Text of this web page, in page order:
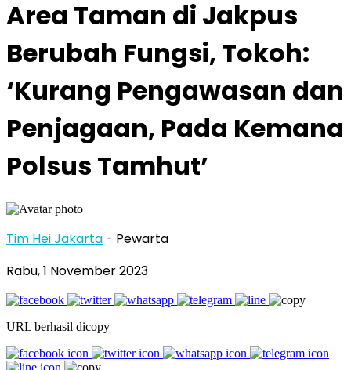
Area Taman di Jakpus
Berubah Fungsi, Tokoh:
‘Kurang Pengawasan dan
Penjagaan, Pada Kemana
Polsus Tamhut’
Tim Hei Jakarta - Pewarta
Rabu, 1 November 2023
URL berhasil dicopy